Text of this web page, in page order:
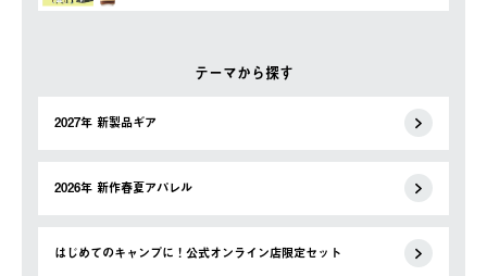
テーマから探す
2027年 新製品ギア
2026年 新作春夏アパレル
はじめてのキャンプに！公式オンライン店限定セット